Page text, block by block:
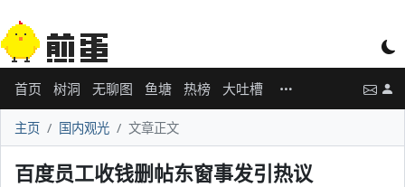
首页 树洞 无聊图 鱼塘 热榜 大吐槽
主页 国内观光 文章正文
百度员工收钱删帖东窗事发引热议